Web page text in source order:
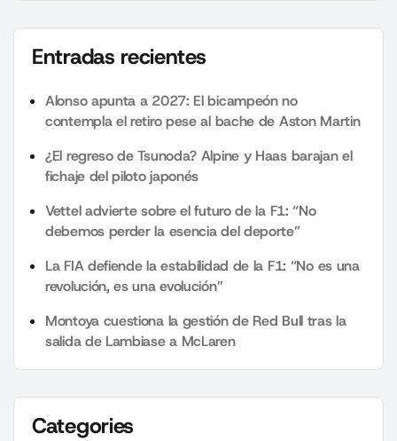
Entradas recientes
Alonso apunta a 2027: El bicampeón no
contempla el retiro pese al bache de Aston Martin
¿El regreso de Tsunoda? Alpine y Haas barajan el
fichaje del piloto japonés
Vettel advierte sobre el futuro de la F1: “No
debemos perder la esencia del deporte”
La FIA defiende la estabilidad de la F1: “No es una
revolución, es una evolución”
Montoya cuestiona la gestión de Red Bull tras la
salida de Lambiase a McLaren
Categories